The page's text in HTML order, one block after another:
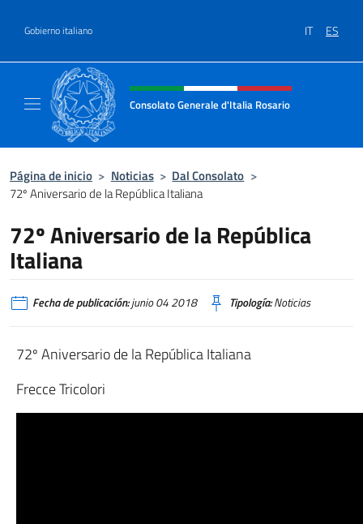
Gobierno italiano IT ES
Encabezado del sitio web,
Consolato Generale d'Italia Rosario
Página de inicio > Noticias > Dal Consolato >
72º Aniversario de la República Italiana
72º Aniversario de la República
Italiana
Fecha de publicación:junio 04 2018 Tipología:Noticias
72º Aniversario de la República Italiana
Frecce Tricolori